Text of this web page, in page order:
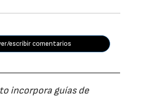
escribir comentarios
incorpora guías de